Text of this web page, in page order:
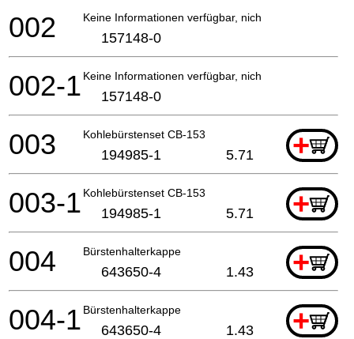
Keine Informationen verfügbar, nicht bestellbar
002 157148-0
Keine Informationen verfügbar, nicht bestellbar
002-1 157148-0
Kohlebürstenset CB-153 +
003 194985-1 5.71
Kohlebürstenset CB-153 +
003-1 194985-1 5.71
Bürstenhalterkappe +
004 643650-4 1.43
Bürstenhalterkappe +
004-1 643650-4 1.43